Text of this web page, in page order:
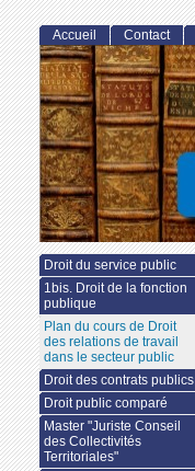
Accueil Contact
Droit du service public
1bis. Droit de la fonction
publique
Plan du cours de Droit
des relations de travail
dans le secteur public
Droit des contrats publics
Droit public comparé
Master "Juriste Conseil
des Collectivités
Territoriales"